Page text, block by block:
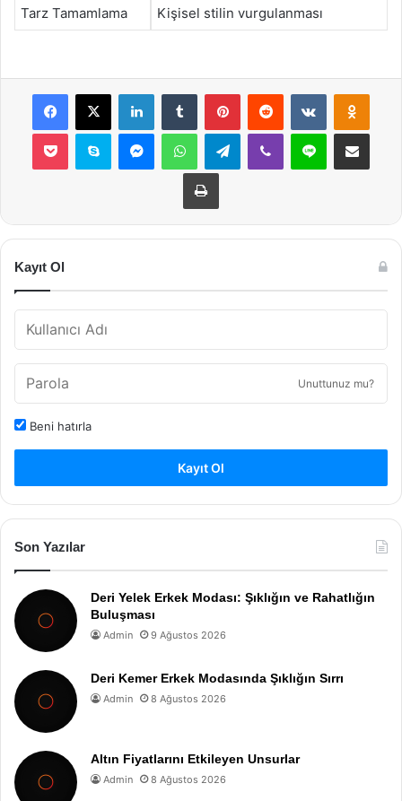
Tarz Tamamlama Kişisel stilin vurgulanması
Facebook
X LinkedInTumblr PinterestReddit VKontakte
Pocket Skype MessengerWhatsAppTelegramViber Line E-Posta ile
Yazdır
Kayıt Ol
Unuttunuz mu?
Beni hatırla
Kayıt Ol
Son Yazılar
Deri Yelek Erkek Modası: Şıklığın ve Rahatlığın
Buluşması
Admin 9 Ağustos 2026
Deri Kemer Erkek Modasında Şıklığın Sırrı
Admin 8 Ağustos 2026
Altın Fiyatlarını Etkileyen Unsurlar
Admin 8 Ağustos 2026